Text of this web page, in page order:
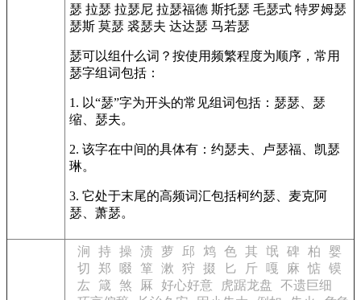
瑟 拉瑟 拉瑟尼 拉瑟福德 斯托瑟 毛瑟式 特罗姆瑟
瑟斯 莫瑟 裘瑟夫 达达瑟 马若瑟
瑟可以组什么词？按使用频繁程度为顺序，常用
瑟字组词包括：
1. 以“瑟”字为开头的常见组词包括：瑟瑟、瑟
缩、瑟夫。
2. 该字在中间的具体有：约瑟夫、卢瑟福、凯瑟
琳。
3. 它处于末尾的高频词汇包括柯约瑟、麦克阿
瑟、萧瑟。
涧 持 操 渍 萝 邱 鸩 色 其 氓 碑 柏
婴
切
郑 啜 箪 漱 狩 掇 匕 斤 嘎 麻 惦 镆
厷
箴 煞 厤 好心好意 虎踞龙盘
不遗巨细